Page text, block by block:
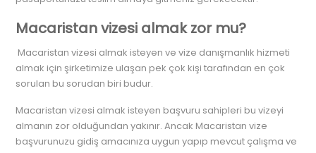
Macaristan vizesi almak zor mu?
Macaristan vizesi almak isteyen ve vize danışmanlık hizmeti
almak için şirketimize ulaşan pek çok kişi tarafından en çok
sorulan bu sorudan biri budur.
Macaristan vizesi almak isteyen başvuru sahipleri bu vizeyi
almanın zor olduğundan yakınır. Ancak Macaristan vize
başvurunuzu gidiş amacınıza uygun yapıp mevcut çalışma ve